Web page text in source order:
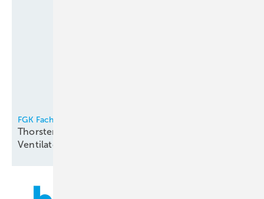
FGK Fachverband Gebäude-Klima e.V.
Thorsten Niklas Vorsitzender der
Ventilatorentausch-Kampagne